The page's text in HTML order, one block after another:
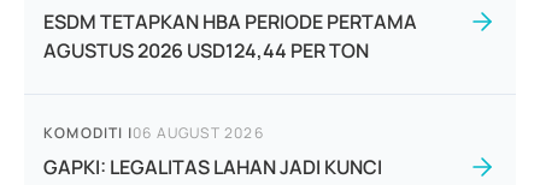
ESDM TETAPKAN HBA PERIODE PERTAMA
AGUSTUS 2026 USD124,44 PER TON
KOMODITI |06 AUGUST 2026
GAPKI: LEGALITAS LAHAN JADI KUNCI